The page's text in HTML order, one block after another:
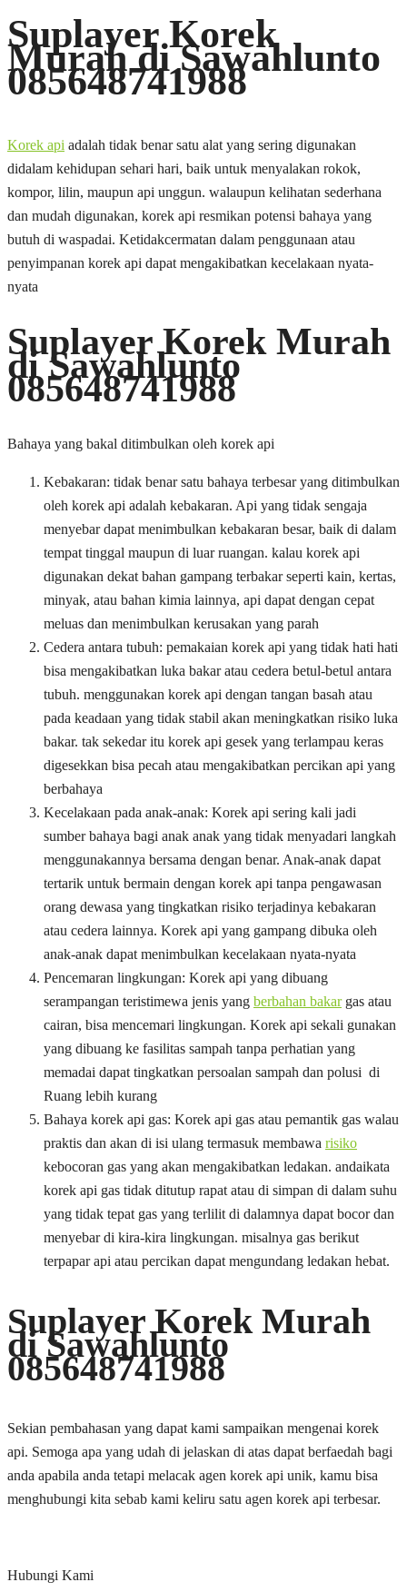
Suplayer Korek
Murah di Sawahlunto
085648741988
Korek api adalah tidak benar satu alat yang sering digunakan
didalam kehidupan sehari hari, baik untuk menyalakan rokok,
kompor, lilin, maupun api unggun. walaupun kelihatan sederhana
dan mudah digunakan, korek api resmikan potensi bahaya yang
butuh di waspadai. Ketidakcermatan dalam penggunaan atau
penyimpanan korek api dapat mengakibatkan kecelakaan nyata-
nyata
Suplayer Korek Murah
di Sawahlunto
085648741988
Bahaya yang bakal ditimbulkan oleh korek api
Kebakaran: tidak benar satu bahaya terbesar yang ditimbulkan
oleh korek api adalah kebakaran. Api yang tidak sengaja
menyebar dapat menimbulkan kebakaran besar, baik di dalam
tempat tinggal maupun di luar ruangan. kalau korek api
digunakan dekat bahan gampang terbakar seperti kain, kertas,
minyak, atau bahan kimia lainnya, api dapat dengan cepat
meluas dan menimbulkan kerusakan yang parah
Cedera antara tubuh: pemakaian korek api yang tidak hati hati
bisa mengakibatkan luka bakar atau cedera betul-betul antara
tubuh. menggunakan korek api dengan tangan basah atau
pada keadaan yang tidak stabil akan meningkatkan risiko luka
bakar. tak sekedar itu korek api gesek yang terlampau keras
digesekkan bisa pecah atau mengakibatkan percikan api yang
berbahaya
Kecelakaan pada anak-anak: Korek api sering kali jadi
sumber bahaya bagi anak anak yang tidak menyadari langkah
menggunakannya bersama dengan benar. Anak-anak dapat
tertarik untuk bermain dengan korek api tanpa pengawasan
orang dewasa yang tingkatkan risiko terjadinya kebakaran
atau cedera lainnya. Korek api yang gampang dibuka oleh
anak-anak dapat menimbulkan kecelakaan nyata-nyata
Pencemaran lingkungan: Korek api yang dibuang
serampangan teristimewa jenis yang berbahan bakargas atau
cairan, bisa mencemari lingkungan. Korek api sekali gunakan
yang dibuang ke fasilitas sampah tanpa perhatian yang
memadai dapat tingkatkan persoalan sampah dan polusi di
Ruang lebih kurang
Bahaya korek api gas: Korek api gas atau pemantik gas walau
praktis dan akan di isi ulang termasuk membawa risiko
kebocoran gas yang akan mengakibatkan ledakan. andaikata
korek api gas tidak ditutup rapat atau di simpan di dalam suhu
yang tidak tepat gas yang terlilit di dalamnya dapat bocor dan
menyebar di kira-kira lingkungan. misalnya gas berikut
terpapar api atau percikan dapat mengundang ledakan hebat.
Suplayer Korek Murah
di Sawahlunto
085648741988
Sekian pembahasan yang dapat kami sampaikan mengenai korek
api. Semoga apa yang udah di jelaskan di atas dapat berfaedah bagi
anda apabila anda tetapi melacak agen korek api unik, kamu bisa
menghubungi kita sebab kami keliru satu agen korek api terbesar.
Hubungi Kami